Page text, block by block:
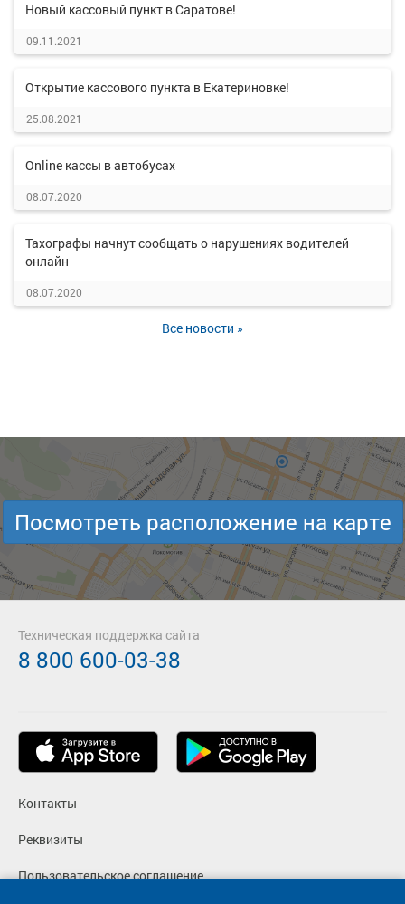
Новый кассовый пункт в Саратове!
09.11.2021
Открытие кассового пункта в Екатериновке!
25.08.2021
Online кассы в автобусах
08.07.2020
Тахографы начнут сообщать о нарушениях водителей
онлайн
08.07.2020
Все новости »
Посмотреть расположение на карте
Контакты
Реквизиты
Пользовательское соглашение
Техническая поддержка сайта
8 800 600-03-38